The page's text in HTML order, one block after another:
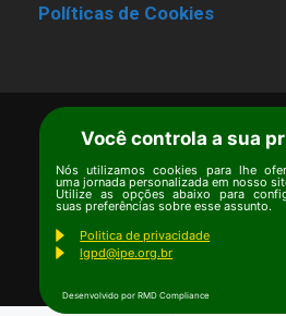
Políticas de Cookies
Termos de Uso |
Copyright © Ipê –
Email:
Você controla a sua
Nós utilizamos cookies para lhe
uma jornada personalizada em nosso
Utilize as opções abaixo para
suas preferências sobre esse assunto.
Politica de privacidade
lgpd@ipe.org.br
Desenvolvido por RMD Compliance